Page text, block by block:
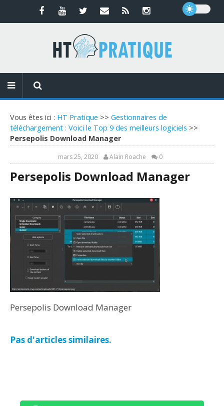
Vous êtes ici : HT Pratique >> Gestionnaires de
téléchargement : Voici le Top 9 des meilleurs logiciels >>
Persepolis Download Manager
mars 25, 2020 Alain Roache 0
Persepolis Download Manager
Persepolis Download Manager
Pas d'articles similaires.